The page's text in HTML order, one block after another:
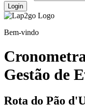
Login
Bem-vindo
Gestão de
Rota do Pão